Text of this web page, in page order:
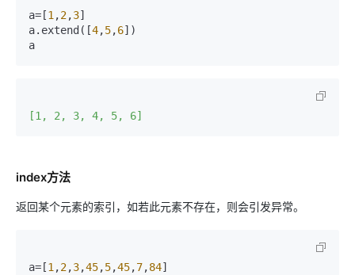
a=[1 ,2,3]
a.extend([4,5,6])
a
[1, 2, 3, 4, 5, 6]
index方法
返回某个元素的索引，如若此元素不存在，则会引发异常。
a=[1 ,2,3,45,5,45,7,84]